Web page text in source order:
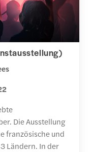
Die Ausstellung
französische und
Ländern. In der